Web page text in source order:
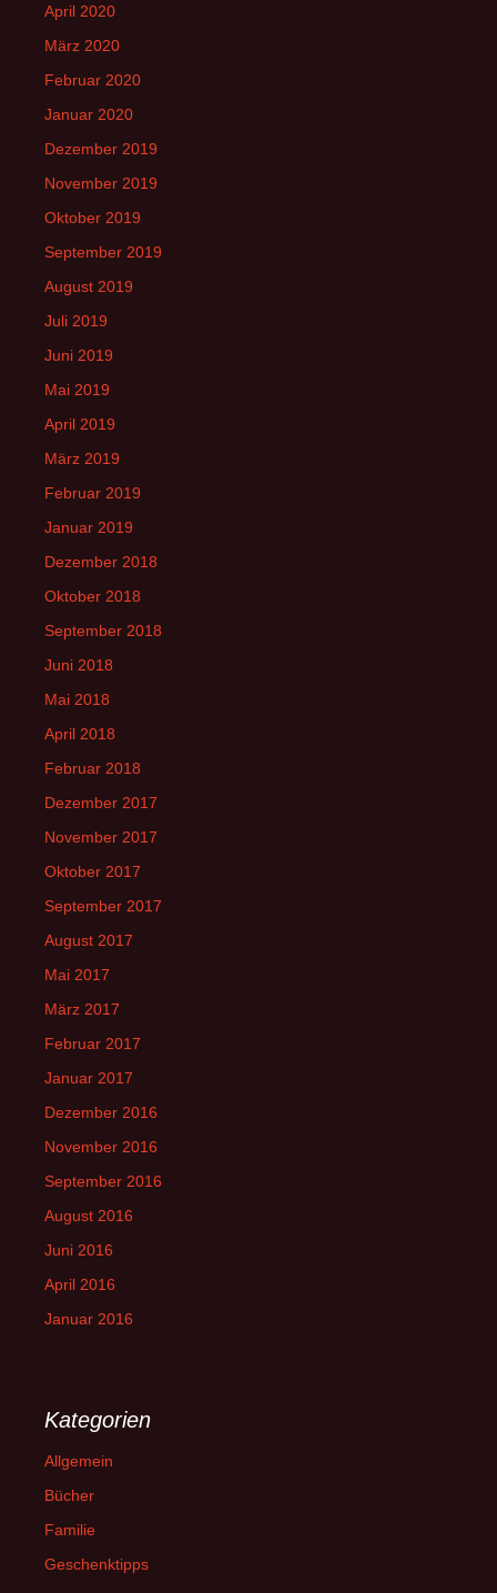
April 2020
März 2020
Februar 2020
Januar 2020
Dezember 2019
November 2019
Oktober 2019
September 2019
August 2019
Juli 2019
Juni 2019
Mai 2019
April 2019
März 2019
Februar 2019
Januar 2019
Dezember 2018
Oktober 2018
September 2018
Juni 2018
Mai 2018
April 2018
Februar 2018
Dezember 2017
November 2017
Oktober 2017
September 2017
August 2017
Mai 2017
März 2017
Februar 2017
Januar 2017
Dezember 2016
November 2016
September 2016
August 2016
Juni 2016
April 2016
Januar 2016
Kategorien
Allgemein
Bücher
Familie
Geschenktipps